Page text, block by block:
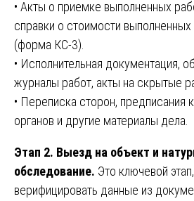
• Акты о приемке выполненных
справки о стоимости выполненных
(форма КС-3).
• Исполнительная документация,
журналы работ, акты на скрытые
• Переписка сторон, предписания
органов и другие материалы дела.
Этап 2. Выезд на объект и
обследование. Это ключевой
верифицировать данные из